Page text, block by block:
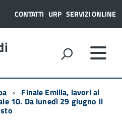
CONTATTI URP SERVIZI ONLINE
Finale Emilia, lavori al
10. Da lunedì 29 giugno il